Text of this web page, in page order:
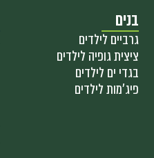
בנים
גרביים לילדים
ציצית גופיה לילדים
בגדי ים לילדים
פיג'מות לילדים